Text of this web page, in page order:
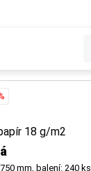
18 g/m2
mm, balení: 240 ks